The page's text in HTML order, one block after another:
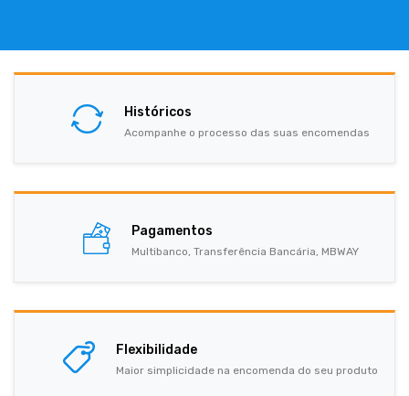
Históricos
Acompanhe o processo das suas encomendas
Pagamentos
Multibanco, Transferência Bancária, MBWAY
Flexibilidade
Maior simplicidade na encomenda do seu produto